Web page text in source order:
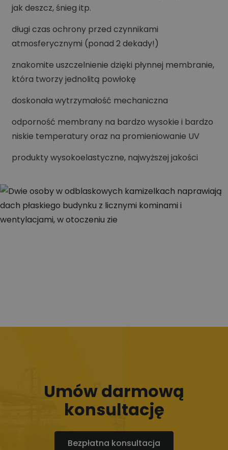
jak deszcz, śnieg itp.
długi czas ochrony przed czynnikami
atmosferycznymi (ponad 2 dekady!)
znakomite uszczelnienie dzięki płynnej membranie,
która tworzy jednolitą powłokę
doskonała wytrzymałość mechaniczna
odporność membrany na bardzo wysokie i bardzo
niskie temperatury oraz na promieniowanie UV
produkty wysokoelastyczne, najwyższej jakości
Umów darmową
konsultację
Bezpłatna konsultacja